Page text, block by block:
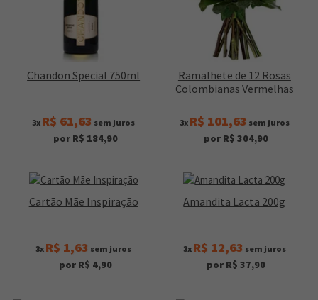
Chandon Special 750ml
3x R$ 61,63 sem juros
por R$ 184,90
Ramalhete de 12 Rosas
Colombianas Vermelhas
3x R$ 101,63 sem juros
por R$ 304,90
Cartão Mãe Inspiração
3x R$ 1,63 sem juros
por R$ 4,90
Amandita Lacta 200g
3x R$ 12,63 sem juros
por R$ 37,90